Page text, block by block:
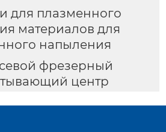
для плазменного
материалов для
напыления
фрезерный
центр